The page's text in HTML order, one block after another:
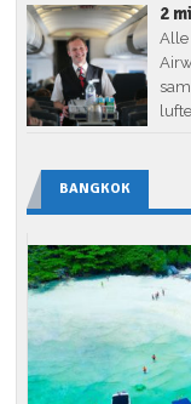
2
Alle
BANGKOK